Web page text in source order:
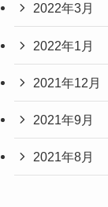
2022年3月
2022年1月
2021年12月
2021年9月
2021年8月